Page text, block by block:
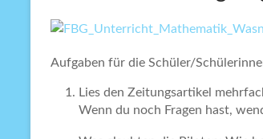
Aufgaben für die Schüler/
Lies den Zeitungsartikel
Wenn du noch Fragen hast,